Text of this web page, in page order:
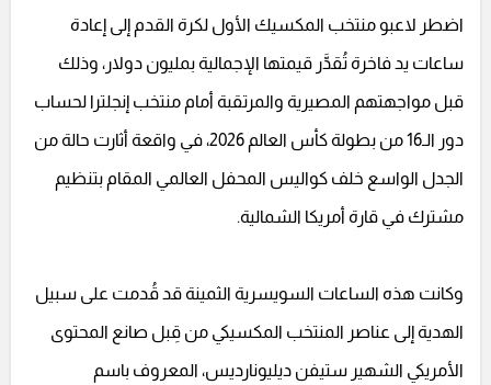
اضطر لاعبو منتخب المكسيك الأول لكرة القدم إلى إعادة
ساعات يد فاخرة تُقدَّر قيمتها الإجمالية بمليون دولار، وذلك
قبل مواجهتهم المصيرية والمرتقبة أمام منتخب إنجلترا لحساب
دور الـ16 من بطولة كأس العالم 2026، في واقعة أثارت حالة من
الجدل الواسع خلف كواليس المحفل العالمي المقام بتنظيم
مشترك في قارة أمريكا الشمالية.
وكانت هذه الساعات السويسرية الثمينة قد قُدمت على سبيل
الهدية إلى عناصر المنتخب المكسيكي من قِبل صانع المحتوى
الأمريكي الشهير ستيفن ديليونارديس، المعروف باسم